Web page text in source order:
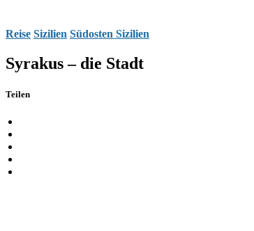
Reise Sizilien Südosten Sizilien
Syrakus – die Stadt
Teilen